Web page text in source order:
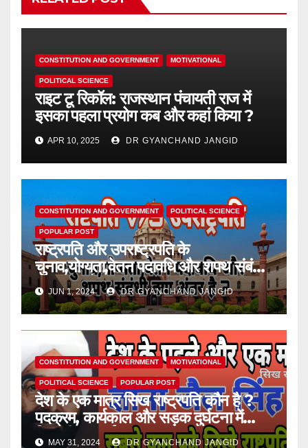
CONSTITUTION AND GOVERNMENT MOTIVATIONAL
POLITICAL SCIENCE
राइट टू रिकॉल: राजस्थान पंचायती राज में
इसका पहला प्रयोग कब और कहां किया ?
APR 10, 2025 DR GYANCHAND JANGID
CONSTITUTION AND GOVERNMENT POLITICAL SCIENCE
POPULAR POST
राष्ट्रपति और उपराष्ट्रपति के
चुनाव,योग्यता,वेतन पदावधि और शपथ संबंधी
क्या अंतर है ?
JUN 1, 2024 DR GYANCHAND JANGID
CONSTITUTION AND GOVERNMENT MOTIVATIONAL
POLITICAL SCIENCE POPULAR POST
देश के एक मात्र सिख राष्ट्रपति कौन है ?
पदक्रम, कार्यकाल और सड़क दुर्घटना में
जिनकी मृत्यु हुई।
MAY 31, 2024 DR GYANCHAND JANGID